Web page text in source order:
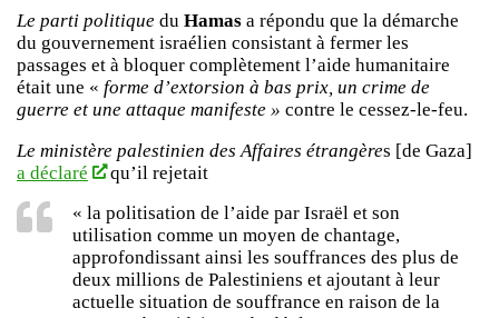
Le parti politique du Hamas a répondu que la démarche
du gouvernement israélien consistant à fermer les
passages et à bloquer complètement l’aide humanitaire
était une « forme d’extorsion à bas prix, un crime de
guerre et une attaque manifeste » contre le cessez-le-feu.
Le ministère palestinien des Affaires étrangères [de Gaza]
a déclaré
qu’il rejetait
« la politisation de l’aide par Israël et son
utilisation comme un moyen de chantage,
approfondissant ainsi les souffrances des plus de
deux millions de Palestiniens et ajoutant à leur
actuelle situation de souffrance en raison de la